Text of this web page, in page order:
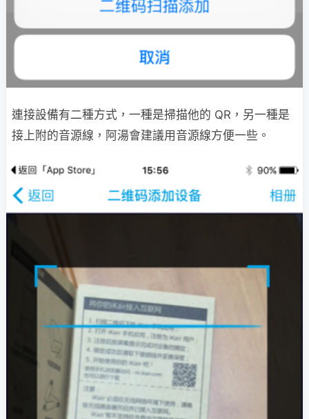
連接設備有二種方式，一種是掃描他的 QR，另一種是
接上附的音源線，阿湯會建議用音源線方便一些。